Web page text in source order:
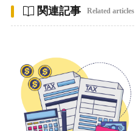
関連記事 Related articles